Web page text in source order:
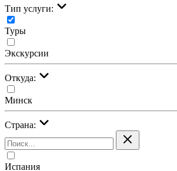
Тип услуги:
Туры
Экскурсии
Откуда:
Минск
Страна:
Испания